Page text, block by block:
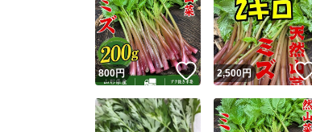
800円 いいね！
2,500円